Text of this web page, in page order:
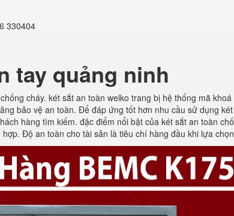
330404
tay quảng ninh
cháy. két sắt an toàn welko trang bị hệ thống mã
bảo vệ an toàn. Để đáp ứng tốt hơn nhu cầu sử dụng
hàng tìm kiếm. đặc điểm nổi bật của két sắt an toàn
Độ an toàn cho tài sản là tiêu chí hàng đầu khi lựa